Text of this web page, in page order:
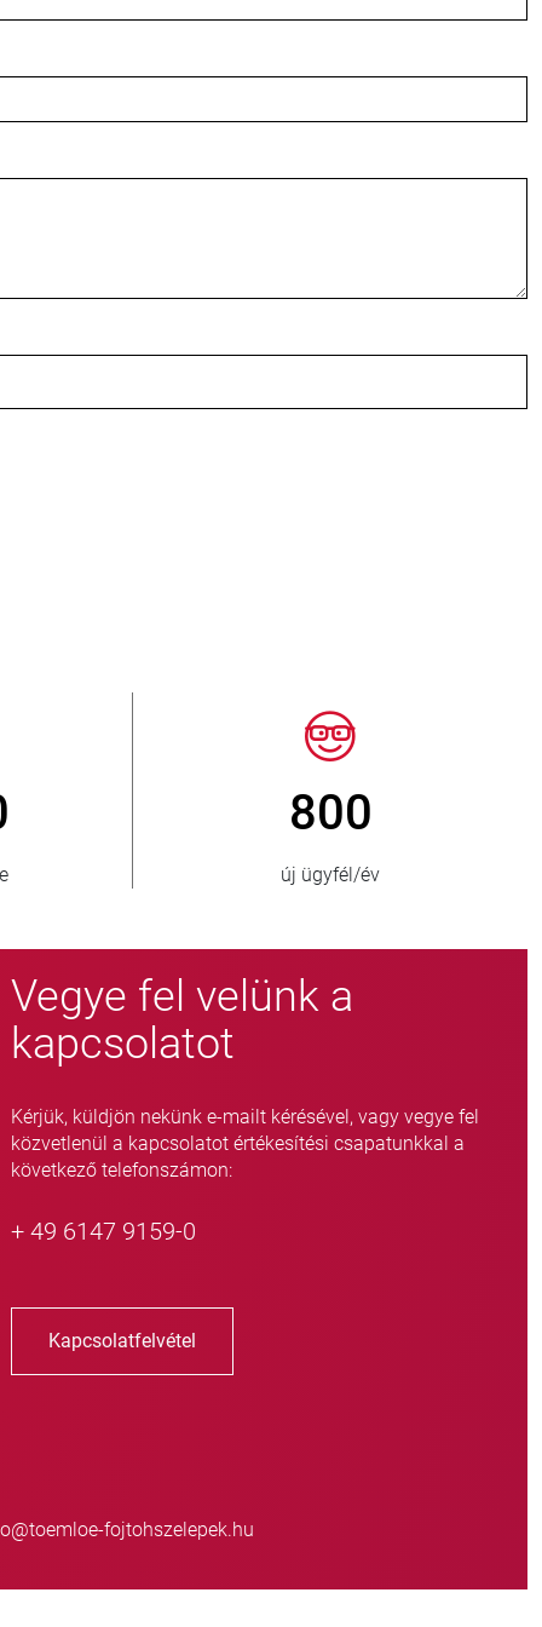
> 15 000
fojtószelep-változat
Vegye fel velünk a
kapcsolatot
Kérjük, küldjön nekünk e-mailt kérésével, vagy vegye fel
közvetlenül a kapcsolatot értékesítési csapatunkkal a
következő telefonszámon:
+ 49 6147 9159-0
Kapcsolatfelvétel
fojtohszelepek.hu